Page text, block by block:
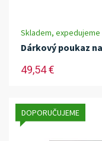
Skladem, expedujeme
Dárkový poukaz
49,54 €
DOPORUČUJEME